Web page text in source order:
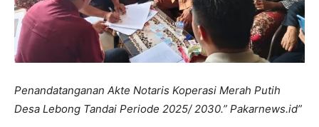
Penandatanganan Akte Notaris Koperasi Merah Putih
Desa Lebong Tandai Periode 2025/ 2030.” Pakarnews.id”